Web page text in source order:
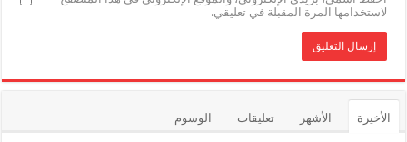
لاستخدامها المرة المقبلة في تعليقي.
الأخيرة الأشهر تعليقات الوسوم